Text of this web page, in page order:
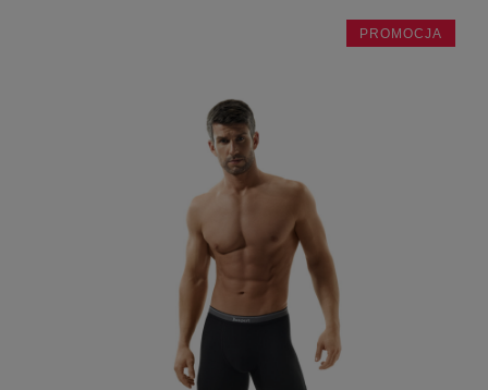
do koszyka
PROMOCJA